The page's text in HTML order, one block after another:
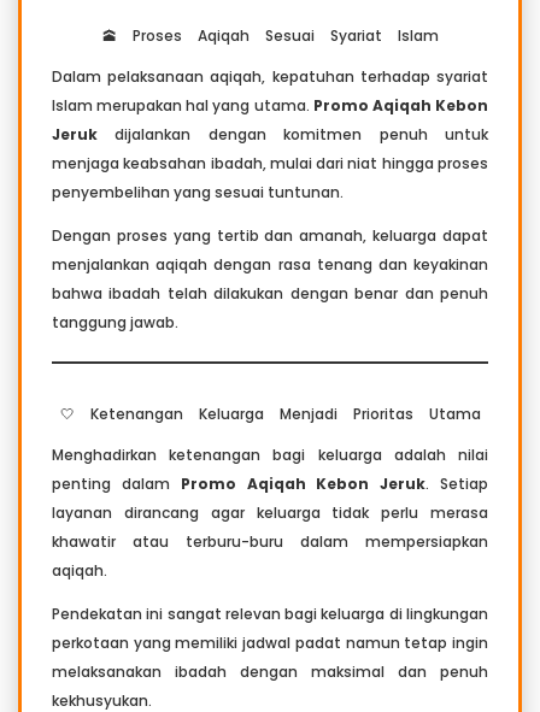
🕋 Proses Aqiqah Sesuai Syariat Islam
Dalam pelaksanaan aqiqah, kepatuhan terhadap syariat
Islam merupakan hal yang utama. Promo Aqiqah Kebon
Jeruk dijalankan dengan komitmen penuh untuk
menjaga keabsahan ibadah, mulai dari niat hingga proses
penyembelihan yang sesuai tuntunan.
Dengan proses yang tertib dan amanah, keluarga dapat
menjalankan aqiqah dengan rasa tenang dan keyakinan
bahwa ibadah telah dilakukan dengan benar dan penuh
tanggung jawab.
🤍 Ketenangan Keluarga Menjadi Prioritas Utama
Menghadirkan ketenangan bagi keluarga adalah nilai
penting dalam Promo Aqiqah Kebon Jeruk. Setiap
layanan dirancang agar keluarga tidak perlu merasa
khawatir atau terburu-buru dalam mempersiapkan
aqiqah.
Pendekatan ini sangat relevan bagi keluarga di lingkungan
perkotaan yang memiliki jadwal padat namun tetap ingin
melaksanakan ibadah dengan maksimal dan penuh
kekhusyukan.